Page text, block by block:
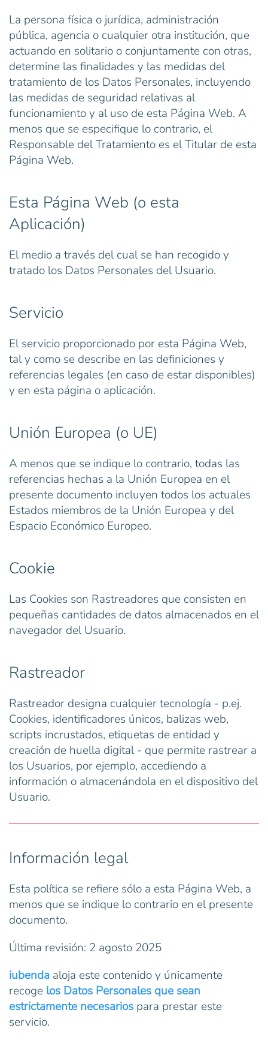
La persona física o jurídica, administración
pública, agencia o cualquier otra institución, que
actuando en solitario o conjuntamente con otras,
determine las finalidades y las medidas del
tratamiento de los Datos Personales, incluyendo
las medidas de seguridad relativas al
funcionamiento y al uso de esta Página Web. A
menos que se especifique lo contrario, el
Responsable del Tratamiento es el Titular de esta
Página Web.
Esta Página Web (o esta
Aplicación)
El medio a través del cual se han recogido y
tratado los Datos Personales del Usuario.
Servicio
El servicio proporcionado por esta Página Web,
tal y como se describe en las definiciones y
referencias legales (en caso de estar disponibles)
y en esta página o aplicación.
Unión Europea (o UE)
A menos que se indique lo contrario, todas las
referencias hechas a la Unión Europea en el
presente documento incluyen todos los actuales
Estados miembros de la Unión Europea y del
Espacio Económico Europeo.
Cookie
Las Cookies son Rastreadores que consisten en
pequeñas cantidades de datos almacenados en el
navegador del Usuario.
Rastreador
Rastreador designa cualquier tecnología - p.ej.
Cookies, identificadores únicos, balizas web,
scripts incrustados, etiquetas de entidad y
creación de huella digital - que permite rastrear a
los Usuarios, por ejemplo, accediendo a
información o almacenándola en el dispositivo del
Usuario.
Información legal
Esta política se refiere sólo a esta Página Web, a
menos que se indique lo contrario en el presente
documento.
Última revisión: 2 agosto 2025
iubenda aloja este contenido y únicamente
recoge los Datos Personales que sean
estrictamente necesarios para prestar este
servicio.